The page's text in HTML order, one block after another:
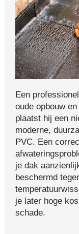
Een
oude opbouw
plaatst hij een
moderne,
PVC. Een
je dak
beschermd
je later hoge
schade.